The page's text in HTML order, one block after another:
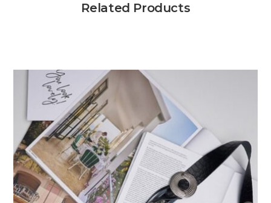
Related Products